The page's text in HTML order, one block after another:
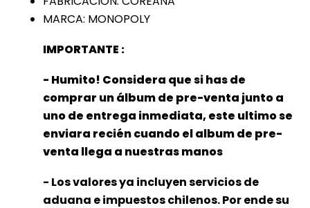
MARCA: MONOPOLY
IMPORTANTE :
- Humito! Considera que si has de
comprar un álbum de pre-venta junto a
uno de entrega inmediata, este ultimo se
enviara recién cuando el album de pre-
venta llega a nuestras manos
- Los valores ya incluyen servicios de
aduana e impuestos chilenos. Por ende su